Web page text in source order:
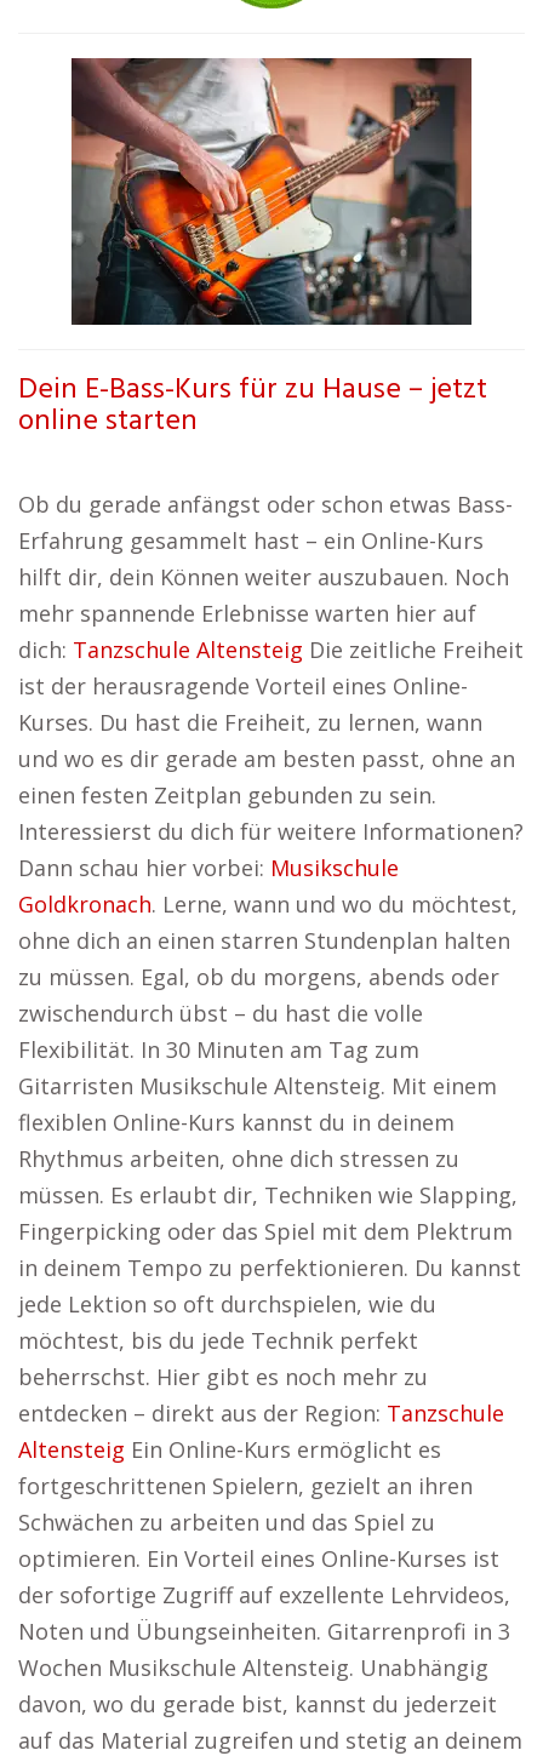
Dein E-Bass-Kurs für zu Hause – jetzt
online starten
Ob du gerade anfängst oder schon etwas Bass-
Erfahrung gesammelt hast – ein Online-Kurs
hilft dir, dein Können weiter auszubauen. Noch
mehr spannende Erlebnisse warten hier auf
dich: Tanzschule Altensteig Die zeitliche Freiheit
ist der herausragende Vorteil eines Online-
Kurses. Du hast die Freiheit, zu lernen, wann
und wo es dir gerade am besten passt, ohne an
einen festen Zeitplan gebunden zu sein.
Interessierst du dich für weitere Informationen?
Dann schau hier vorbei: Musikschule
Goldkronach. Lerne, wann und wo du möchtest,
ohne dich an einen starren Stundenplan halten
zu müssen. Egal, ob du morgens, abends oder
zwischendurch übst – du hast die volle
Flexibilität. In 30 Minuten am Tag zum
Gitarristen Musikschule Altensteig. Mit einem
flexiblen Online-Kurs kannst du in deinem
Rhythmus arbeiten, ohne dich stressen zu
müssen. Es erlaubt dir, Techniken wie Slapping,
Fingerpicking oder das Spiel mit dem Plektrum
in deinem Tempo zu perfektionieren. Du kannst
jede Lektion so oft durchspielen, wie du
möchtest, bis du jede Technik perfekt
beherrschst. Hier gibt es noch mehr zu
entdecken – direkt aus der Region: Tanzschule
Altensteig Ein Online-Kurs ermöglicht es
fortgeschrittenen Spielern, gezielt an ihren
Schwächen zu arbeiten und das Spiel zu
optimieren. Ein Vorteil eines Online-Kurses ist
der sofortige Zugriff auf exzellente Lehrvideos,
Noten und Übungseinheiten. Gitarrenprofi in 3
Wochen Musikschule Altensteig. Unabhängig
davon, wo du gerade bist, kannst du jederzeit
auf das Material zugreifen und stetig an deinem